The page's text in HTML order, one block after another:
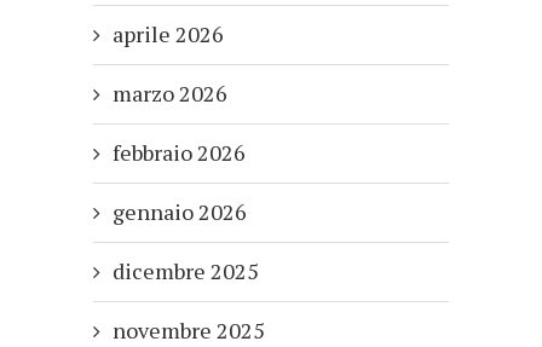
aprile 2026
marzo 2026
febbraio 2026
gennaio 2026
dicembre 2025
novembre 2025